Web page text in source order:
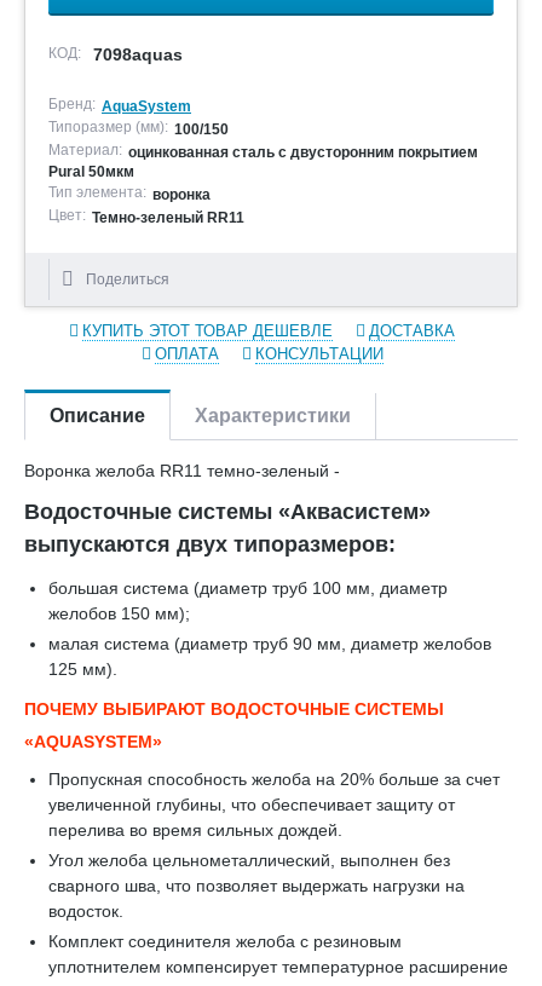
КОД: 7098aquas
Бренд: AquaSystem
Типоразмер (мм): 100/150
Материал: оцинкованная сталь с двусторонним покрытием
Pural 50мкм
Тип элемента: воронка
Цвет: Темно-зеленый RR11
Поделиться
КУПИТЬ ЭТОТ ТОВАР ДЕШЕВЛЕ
ДОСТАВКА
ОПЛАТА
КОНСУЛЬТАЦИИ
Описание Характеристики
Воронка желоба RR11 темно-зеленый -
Водосточные системы «Аквасистем»
выпускаются двух типоразмеров:
большая система (диаметр труб 100 мм, диаметр
желобов 150 мм);
малая система (диаметр труб 90 мм, диаметр желобов
125 мм).
ПОЧЕМУ ВЫБИРАЮТ ВОДОСТОЧНЫЕ СИСТЕМЫ
«AQUASYSTEM»
Пропускная способность желоба на 20% больше за счет
увеличенной глубины, что обеспечивает защиту от
перелива во время сильных дождей.
Угол желоба цельнометаллический, выполнен без
сварного шва, что позволяет выдержать нагрузки на
водосток.
Комплект соединителя желоба с резиновым
уплотнителем компенсирует температурное расширение